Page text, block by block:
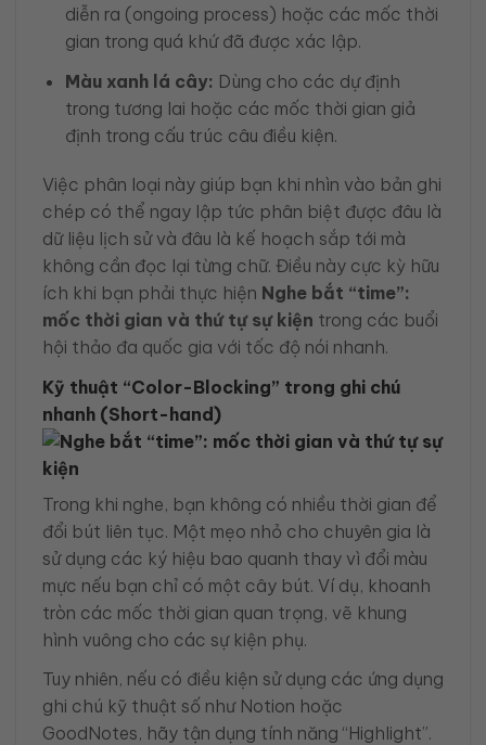
diễn ra (ongoing process) hoặc các mốc thời
gian trong quá khứ đã được xác lập.
Màu xanh lá cây: Dùng cho các dự định
trong tương lai hoặc các mốc thời gian giả
định trong cấu trúc câu điều kiện.
Việc phân loại này giúp bạn khi nhìn vào bản ghi
chép có thể ngay lập tức phân biệt được đâu là
dữ liệu lịch sử và đâu là kế hoạch sắp tới mà
không cần đọc lại từng chữ. Điều này cực kỳ hữu
ích khi bạn phải thực hiện Nghe bắt “time”:
mốc thời gian và thứ tự sự kiện trong các buổi
hội thảo đa quốc gia với tốc độ nói nhanh.
Kỹ thuật “Color-Blocking” trong ghi chú
nhanh (Short-hand)
Trong khi nghe, bạn không có nhiều thời gian để
đổi bút liên tục. Một mẹo nhỏ cho chuyên gia là
sử dụng các ký hiệu bao quanh thay vì đổi màu
mực nếu bạn chỉ có một cây bút. Ví dụ, khoanh
tròn các mốc thời gian quan trọng, vẽ khung
hình vuông cho các sự kiện phụ.
Tuy nhiên, nếu có điều kiện sử dụng các ứng dụng
ghi chú kỹ thuật số như Notion hoặc
GoodNotes, hãy tận dụng tính năng “Highlight”.